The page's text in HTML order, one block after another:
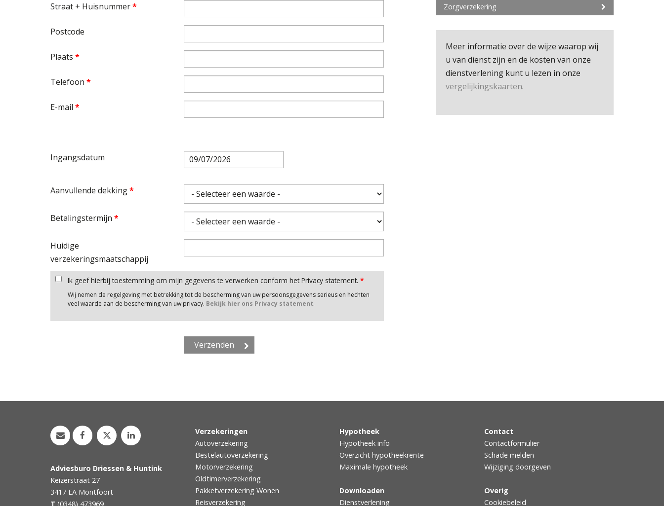
Straat + Huisnummer*
Postcode
Plaats *
Telefoon *
E-mail *
Ingangsdatum Datum
Aanvullende dekking*
Betalingstermijn *
Huidige
verzekeringsmaatschappij
Ik geef hierbij toestemming om mijn gegevens te verwerken conform het Privacy statement. *
Wij nemen de regelgeving met betrekking tot de bescherming van uw persoonsgegevens serieus en hechten
veel waarde aan de bescherming van uw privacy. Bekijk hier ons Privacy statement.
Zorgverzekering
Meer informatie over de wijze waarop wij
u van dienst zijn en de kosten van onze
dienstverlening kunt u lezen in onze
vergelijkingskaarten.
Adviesburo Driessen & Huntink
Keizerstraat 27
3417 EA Montfoort
T (0348) 473969
Verzekeringen
Autoverzekering
Bestelautoverzekering
Motorverzekering
Oldtimerverzekering
Pakketverzekering Wonen
Reisverzekering
Hypotheek
Hypotheek info
Overzicht hypotheekrente
Maximale hypotheek
Downloaden
Dienstverlening
Contact
Contactformulier
Schade melden
Wijziging doorgeven
Overig
Cookiebeleid